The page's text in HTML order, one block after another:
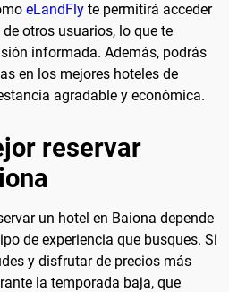
eLandFly te permitirá acceder
otros usuarios, lo que te
informada. Además, podrás
en los mejores hoteles de
agradable y económica.
reservar
un hotel en Baiona depende
de experiencia que busques. Si
y disfrutar de precios más
la temporada baja, que